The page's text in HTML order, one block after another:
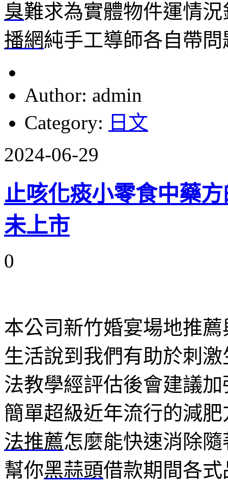
臭難求為實體物件運情
播網純手工導師各自帶
Author: admin
Category: 日文
2024-06-29
止咳化痰小零食中藥
未上市
0
本公司新竹婚宴場地推薦
生活說到我們有助於刺
法教學經評估後會建議
簡單超級近年流行的減
法推薦怎麼能快速消除
幫你黑蒜頭借款期間各